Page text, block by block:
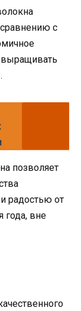
с
выращивать
позволяет
радостью от
года, вне